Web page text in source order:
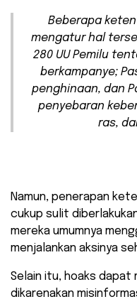
Beberapa
mengatur hal
280 UU Pemilu
berkampanye;
penghinaan, dan
penyebaran
ras,
Namun, penerapan
cukup sulit
mereka umumnya
menjalankan aksinya
Selain itu, hoaks dapat
dikarenakan